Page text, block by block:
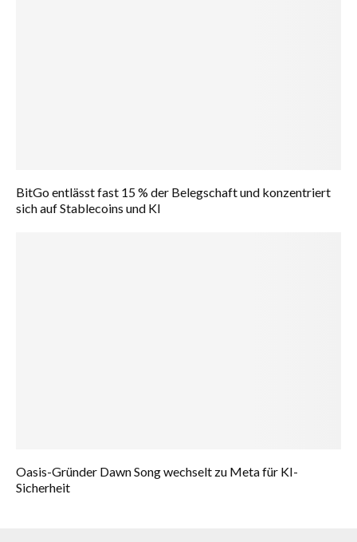
BitGo entlässt fast 15 % der Belegschaft und konzentriert
sich auf Stablecoins und KI
Oasis-Gründer Dawn Song wechselt zu Meta für KI-
Sicherheit